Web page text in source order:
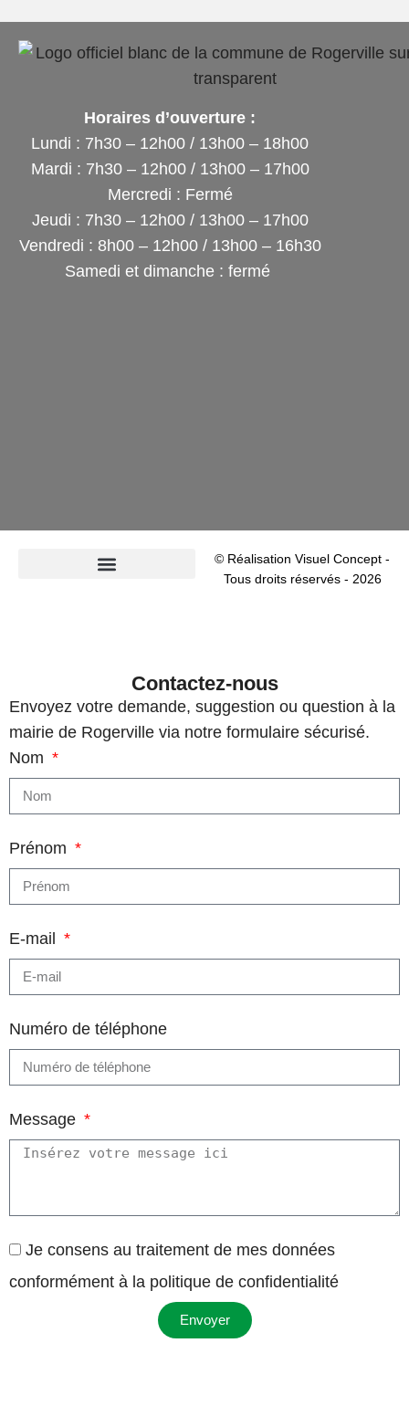
Horaires d’ouverture :
Lundi : 7h30 – 12h00 / 13h00 – 18h00
Mardi : 7h30 – 12h00 / 13h00 – 17h00
Mercredi : Fermé
Jeudi : 7h30 – 12h00 / 13h00 – 17h00
Vendredi : 8h00 – 12h00 / 13h00 – 16h30
Samedi et dimanche : fermé
© Réalisation Visuel Concept -
Tous droits réservés - 2026
Contactez-nous
Envoyez votre demande, suggestion ou question à la
mairie de Rogerville via notre formulaire sécurisé.
Nom
Prénom
E-mail
Numéro de téléphone
Message
Je consens au traitement de mes données
conformément à la politique de confidentialité
Envoyer